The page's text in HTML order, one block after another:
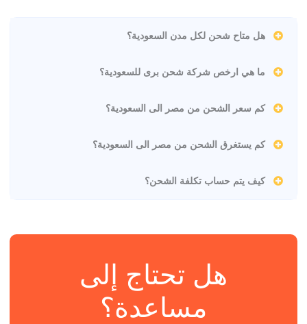
هل متاح شحن لكل مدن السعودية؟
ما هي ارخص شركة شحن برى للسعودية؟
كم سعر الشحن من مصر الى السعودية؟
كم يستغرق الشحن من مصر الى السعودية؟
كيف يتم حساب تكلفة الشحن؟
هل تحتاج إلى
مساعدة؟